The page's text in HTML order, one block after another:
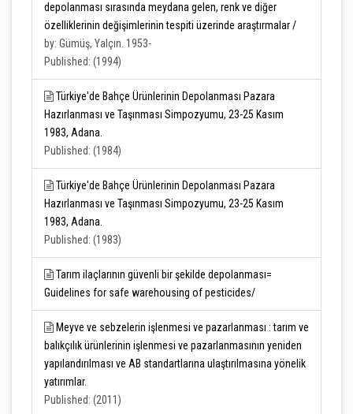
depolanması sırasında meydana gelen, renk ve diğer
özelliklerinin değişimlerinin tespiti üzerinde araştırmalar /
by: Gümüş, Yalçın. 1953-
Published: (1994)
Türkiye'de Bahçe Ürünlerinin Depolanması Pazara
Hazırlanması ve Taşınması Simpozyumu, 23-25 Kasım
1983, Adana.
Published: (1984)
Türkiye'de Bahçe Ürünlerinin Depolanması Pazara
Hazırlanması ve Taşınması Simpozyumu, 23-25 Kasım
1983, Adana.
Published: (1983)
Tarım ilaçlarının güvenli bir şekilde depolanması=
Guidelines for safe warehousing of pesticides/
Meyve ve sebzelerin işlenmesi ve pazarlanması : tarım ve
balıkçılık ürünlerinin işlenmesi ve pazarlanmasının yeniden
yapılandırılması ve AB standartlarına ulaştırılmasına yönelik
yatırımlar.
Published: (2011)